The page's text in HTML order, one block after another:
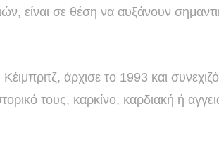
είναι σε θέση να αυξάνουν
άρχισε το 1993 και
τους, καρκίνο, καρδιακή ή